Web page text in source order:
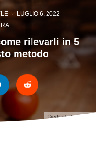
Credit photo: Adobe
· LUGLIO 6, 2022
·
rilevarli in 5
metodo